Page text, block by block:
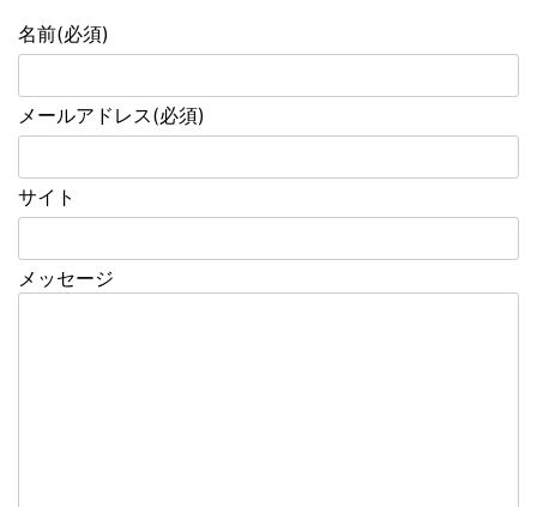
名前(必須)
メールアドレス(必須)
サイト
メッセージ